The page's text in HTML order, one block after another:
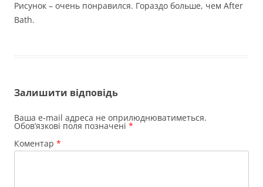
Рисунок – очень понравился. Гораздо больше, чем After
Bath.
Залишити відповідь
Ваша e-mail адреса не оприлюднюватиметься.
Обов’язкові поля позначені *
Коментар *